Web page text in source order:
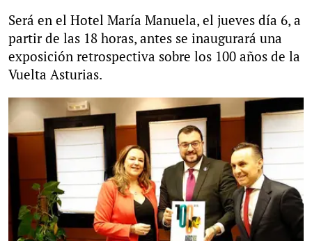
Será en el Hotel María Manuela, el jueves día 6, a
partir de las 18 horas, antes se inaugurará una
exposición retrospectiva sobre los 100 años de la
Vuelta Asturias.